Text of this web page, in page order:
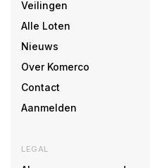
Veilingen
Alle Loten
Nieuws
Over Komerco
Contact
Aanmelden
LEGAL